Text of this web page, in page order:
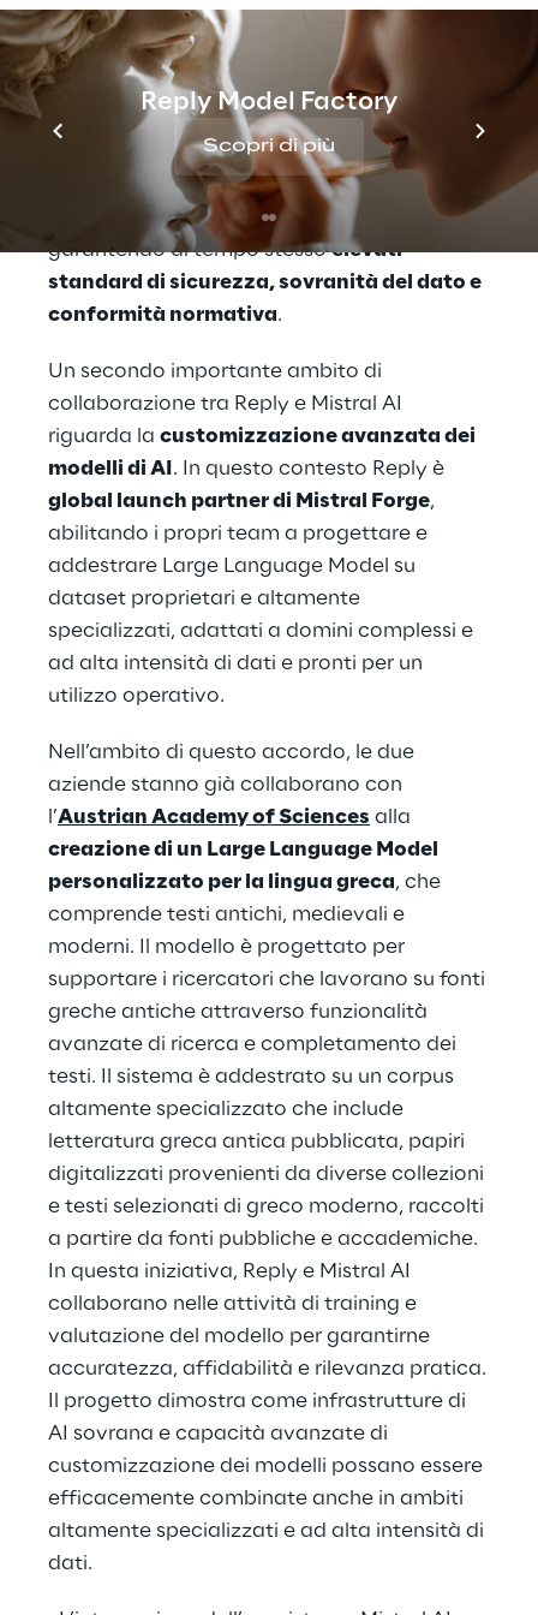
Reply Model Factory
Scopri di più
finanziari, sanità, telecomunicazioni ed
energia & utilities– possono adottare
soluzioni di AI su misura, pienamente
integrate con i sistemi esistenti. Queste
soluzioni supportano la trasformazione
operativa, migliorano i processi decisionali e
generano valore di business misurabile,
garantendo al tempo stessoelevati
standard di sicurezza, sovranità del dato e
conformità normativa.
Un secondo importante ambito di
collaborazione tra Reply e Mistral AI
riguarda la customizzazione avanzata dei
modelli di AI . In questo contesto Reply è
global launch partner di Mistral Forge,
abilitando i propri team a progettare e
addestrare Large Language Model su
dataset proprietari e altamente
specializzati, adattati a domini complessi e
ad alta intensità di dati e pronti per un
utilizzo operativo.
Nell’ambito di questo accordo, le due
aziende stanno già collaborano con
l’Austrian Academy of Sciences alla
creazione di un Large Language Model
personalizzato per la lingua greca, che
comprende testi antichi, medievali e
moderni. Il modello è progettato per
supportare i ricercatori che lavorano su fonti
greche antiche attraverso funzionalità
avanzate di ricerca e completamento dei
testi. Il sistema è addestrato su un corpus
altamente specializzato che include
letteratura greca antica pubblicata, papiri
digitalizzati provenienti da diverse collezioni
e testi selezionati di greco moderno, raccolti
a partire da fonti pubbliche e accademiche.
In questa iniziativa, Reply e Mistral AI
collaborano nelle attività di training e
valutazione del modello per garantirne
accuratezza, affidabilità e rilevanza pratica.
Il progetto dimostra come infrastrutture di
AI sovrana e capacità avanzate di
customizzazione dei modelli possano essere
efficacemente combinate anche in ambiti
altamente specializzati e ad alta intensità di
dati.